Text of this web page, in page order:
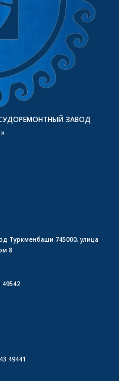
ЗАВОД
Туркменбаши 745000, улица
8
49542
49441